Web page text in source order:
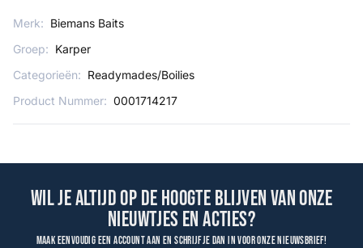
Merk: Biemans Baits
Groep: Karper
Categorieën: Readymades/Boilies
Product Nummer: 0001714217
Wil je altijd op de hoogte blijven van onze
nieuwtjes en acties?
Maak eenvoudig een account aan en schrijf je dan in voor onze nieuwsbrief!